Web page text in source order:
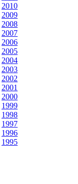
2010
2009
2008
2007
2006
2005
2004
2003
2002
2001
2000
1999
1998
1997
1996
1995